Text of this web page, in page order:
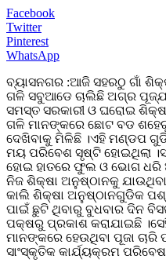
Facebook
Twitter
Pinterest
WhatsApp
ବ୍ୟାସନଗର :ଆଜି ସହରଠୁ ଗାଁ
ଗଳି ସବୁଆଡେ ଚାଲିଛି ଅଗ୍ର ପୂଜ୍ଯ
ସମସ୍ତ ସରକାରୀ ଓ ଘରୋଇ
ଗଳି ମାନଙ୍କରେ ଛୋଟ ବଡ
ଦେଖିବାକୁ ମିଳିଛି ।ଏହି ମଣ୍ଡପ
ମୟ ପରିବେଶ ସୃଷ୍ଟି ହୋଇଥିଲା
ହୋଇ ହାତରେ ଫୁଲ ଓ ଭୋଗ ଧରି
ନିଜ ଶିକ୍ଷା ଅନୁଷ୍ଠାନକୁ
କାଲି ଶିକ୍ଷା ଅନୁଷ୍ଠାନଗୁଡିକ
ପାଇଁ ଛୁଟି ଥିବାରୁ ବୁଧବାର ଦିନ
ପକ୍ଷରୁ ପ୍ରକାଶ କରାଯାଇଛି
ମାନଙ୍କରେ ହେଉଥିବା ପୂଜା ଚାରି
ସାଂସ୍କୃତିକ କାର୍ଯ୍ୟକ୍ରମ